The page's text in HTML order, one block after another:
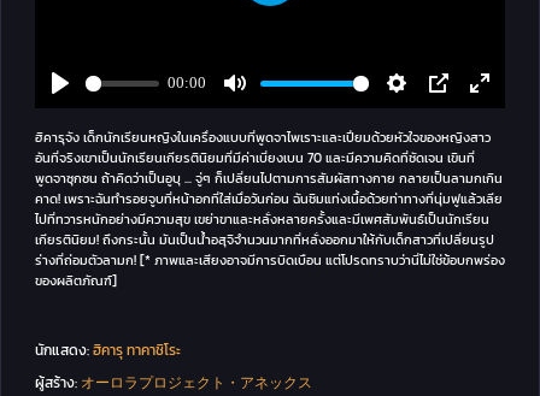
ฮิคารุจัง เด็กนักเรียนหญิงในเครื่องแบบที่พูดจาไพเราะและเปี่ยมด้วยหัวใจของหญิงสาว
อันที่จริงเขาเป็นนักเรียนเกียรตินิยมที่มีค่าเบี่ยงเบน 70 และมีความคิดที่ชัดเจน เขินที่
พูดจาซุกซน ถ้าคิดว่าเป็นอูบุ ... จู่ๆ ก็เปลี่ยนไปตามการสัมผัสทางกาย กลายเป็นลามกเกิน
คาด! เพราะฉันทำรอยจูบที่หน้าอกที่ใส่เมื่อวันก่อน ฉันชิมแท่งเนื้อด้วยท่าทางที่นุ่มฟูแล้วเลีย
ไปที่ทวารหนักอย่างมีความสุข เขย่าขาและหลั่งหลายครั้งและมีเพศสัมพันธ์เป็นนักเรียน
เกียรตินิยม! ถึงกระนั้น มันเป็นน้ำอสุจิจำนวนมากที่หลั่งออกมาให้กับเด็กสาวที่เปลี่ยนรูป
ร่างที่ถ่อมตัวลามก! [* ภาพและเสียงอาจมีการบิดเบือน แต่โปรดทราบว่านี่ไม่ใช่ข้อบกพร่อง
ของผลิตภัณฑ์]
นักแสดง:ฮิคารุ ทาคาชิโระ
ผู้สร้าง: オーロラプロジェクト・アネックス